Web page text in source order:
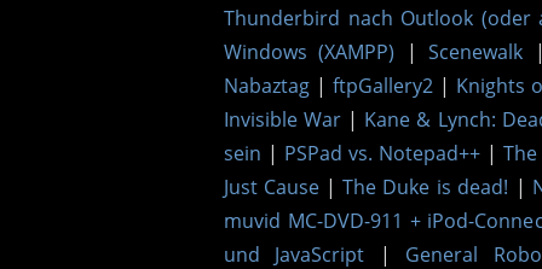
Thunderbird nach Outlook (oder
Windows (XAMPP) | Scenewalk
Nabaztag | ftpGallery2 | Knights
Invisible War | Kane & Lynch:
sein | PSPad vs. Notepad++ |
Just Cause | The Duke is dead! |
muvid MC-DVD-911 + iPod-
und JavaScript | General